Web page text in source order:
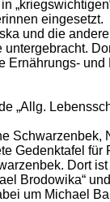
eingesetzt.
und die
Ernährungs-
„Allg.
Schwarzenbek,
Gedenktafel für
Dort
Brodowika“
um Michael